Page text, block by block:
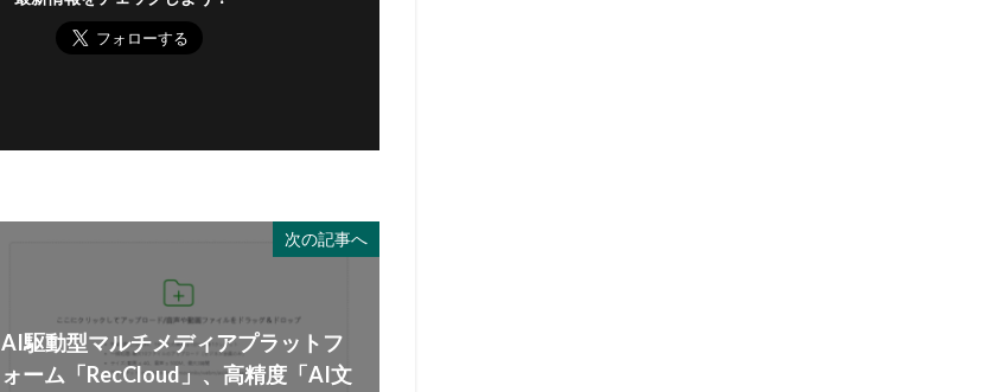
次の記事へ
AI駆動型マルチメディアプラットフ
ォーム「RecCloud」、高精度「AI文